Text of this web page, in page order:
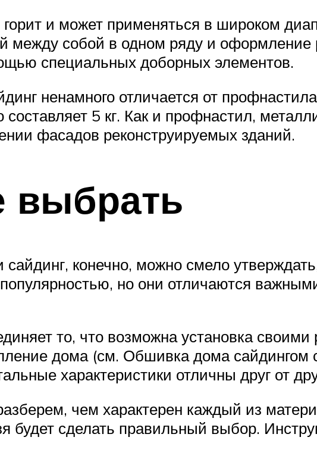
и может применяться в широком
между собой в одном ряду и оформление
специальных доборных элементов.
ненамного отличается от
5 кг. Как и профнастил,
фасадов реконструируемых зданий.
выбрать
конечно, можно смело
но они отличаются
то, что возможна установка
дома (см. Обшивка дома сайдингом
характеристики отличны друг от
чем характерен каждый из
будет сделать правильный выбор.